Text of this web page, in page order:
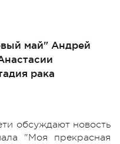
май" Андрей
рака
обсуждают новость
"Моя прекрасная